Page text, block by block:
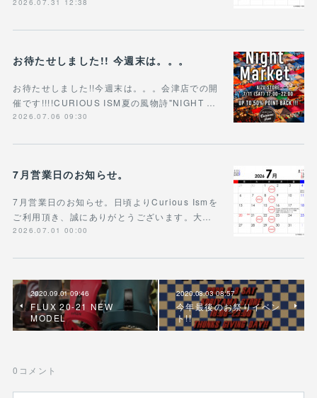
2026.07.31 12:38
お待たせしました!! 今週末は。。。
お待たせしました!!今週末は。。。会津店での開
催です!!!!CURIOUS ISM夏の風物詩"NIGHT …
2026.07.06 09:30
7月営業日のお知らせ。
7月営業日のお知らせ。日頃よりCurious Ismを
ご利用頂き、誠にありがとうございます。大…
2026.07.01 00:00
2020.09.01 09:46
FLUX 20-21 NEW
MODEL
2020.08.03 08:57
今年最後のお祭りイベン
ト!!
0 コメント